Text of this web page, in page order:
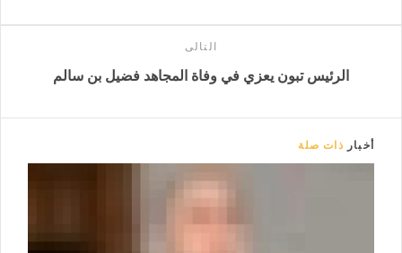
التالى
الرئيس تبون يعزي في وفاة المجاهد فضيل بن سالم
أخبار ذات صلة